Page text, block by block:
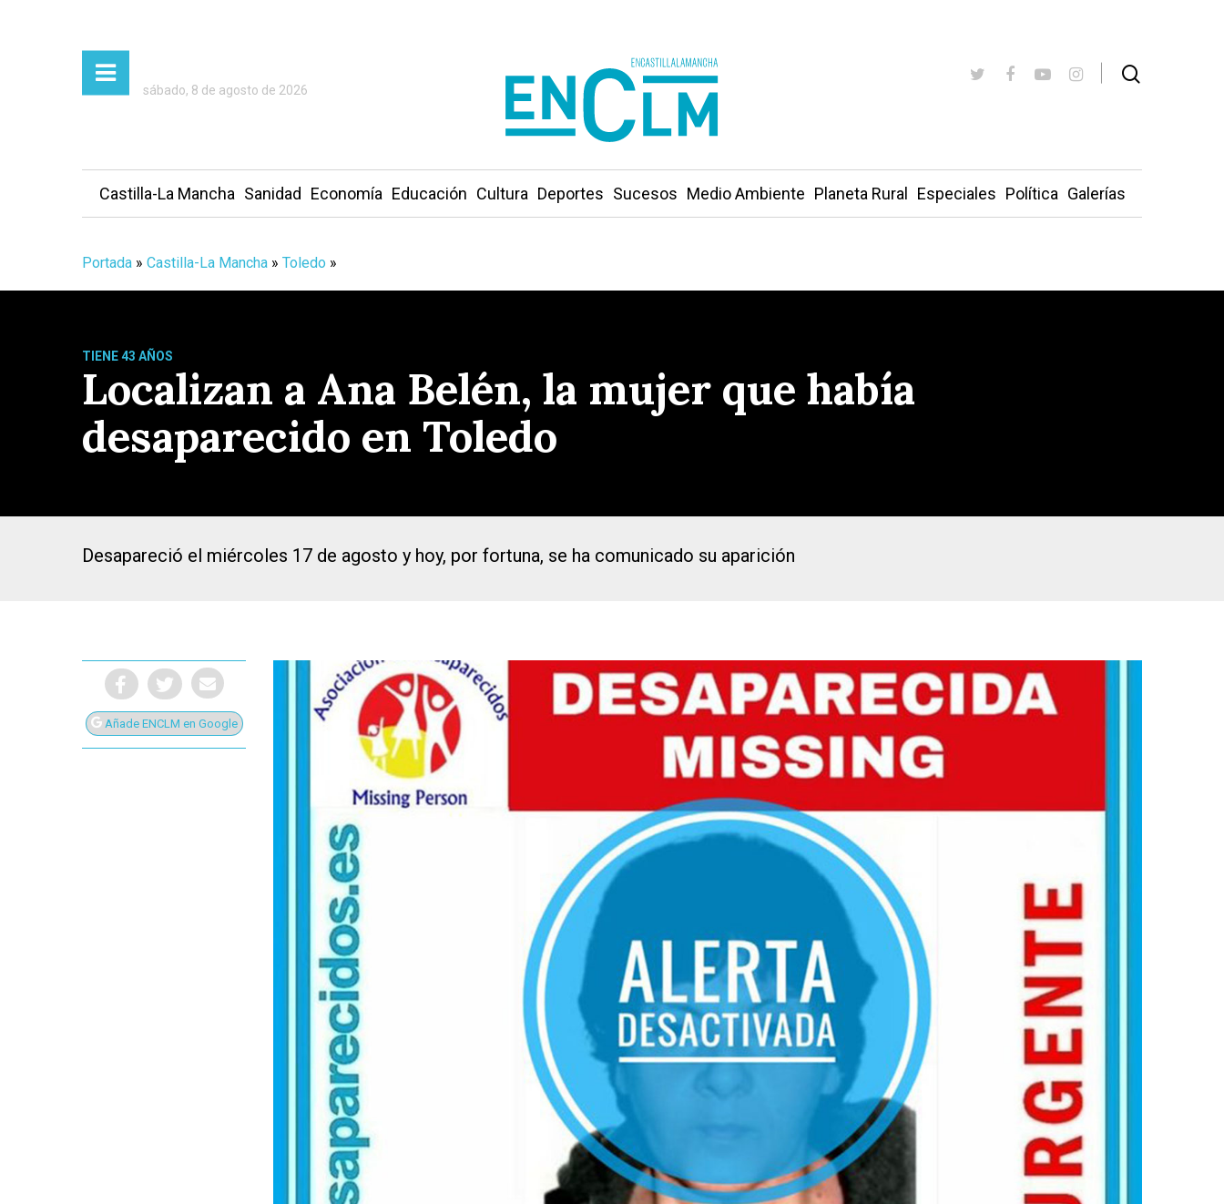
Presiona Intro para buscar o ESC para cerrar
sábado, 8 de agosto de 2026
Castilla-La Mancha Sanidad Economía Educación Cultura Deportes Sucesos Medio Ambiente Planeta Rural Especiales Política Galerías
Portada » Castilla-La Mancha » Toledo »
TIENE 43 AÑOS
Localizan a Ana Belén, la mujer que había
desaparecido en Toledo
Desapareció el miércoles 17 de agosto y hoy, por fortuna, se ha comunicado su aparición
Añade ENCLM en Google